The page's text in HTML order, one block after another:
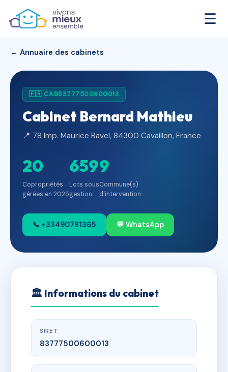
☰
← Annuaire des cabinets
🇫🇷 CAB83777500600013
Cabinet Bernard Mathieu
📍 78 Imp. Maurice Ravel, 84300 Cavaillon, France
20
Copropriétés
gérées en 2025
659
Lots sous
gestion
9
Commune(s)
d'intervention
📞 +33490781365 💬 WhatsApp
🏛 Informations du cabinet
SIRET
83777500600013